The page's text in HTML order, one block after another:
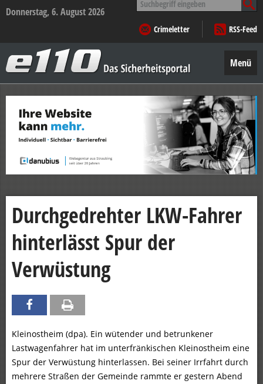
Donnerstag, 6. August 2026
nach:
Crimeletter
RSS-Feed
–
Das
Sicherheitsportal
Menü
Zum
Inhalt
springen
Durchgedrehter LKW-Fahrer
hinterlässt Spur der
Verwüstung
Kleinostheim (dpa). Ein wütender und betrunkener
Lastwagenfahrer hat im unterfränkischen Kleinostheim eine
Spur der Verwüstung hinterlassen. Bei seiner Irrfahrt durch
mehrere Straßen der Gemeinde rammte er gestern Abend